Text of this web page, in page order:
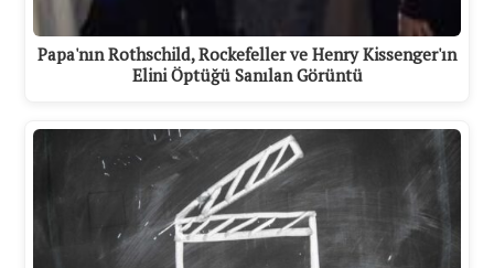
Papa'nın Rothschild, Rockefeller ve Henry Kissenger'ın
Elini Öptüğü Sanılan Görüntü